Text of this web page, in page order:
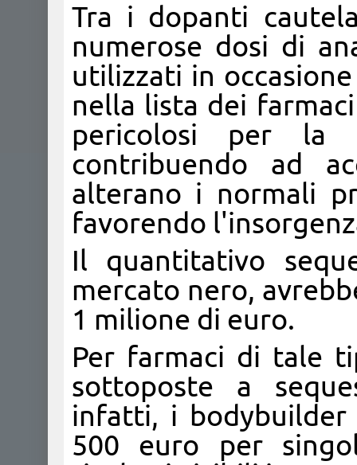
Tra i dopanti
numerose dosi di
utilizzati in
nella lista dei
pericolosi per la
contribuendo ad
alterano i normali
favorendo
Il quantitativo
mercato nero,
1 milione di euro.
Per farmaci di tale
sottoposte a
infatti, i bodybuilder
500 euro per